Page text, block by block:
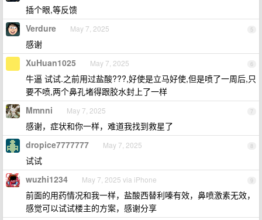
插个眼,等反馈
5
Verdure May 7, 2025
感谢
6
XuHuan1025 May 7, 2025
牛逼 试试.之前用过盐酸???,好使是立马好使,但是喷了一周后,只
要不喷,两个鼻孔堵得跟胶水封上了一样
7
Mmnni May 7, 2025
感谢，症状和你一样，难道我找到救星了
8
dropice7777777 May 7, 2025
试试
9
wuzhi1234 May 7, 2025 via iPhone
前面的用药情况和我一样，盐酸西替利嗪有效，鼻喷激素无效，
感觉可以试试楼主的方案，感谢分享